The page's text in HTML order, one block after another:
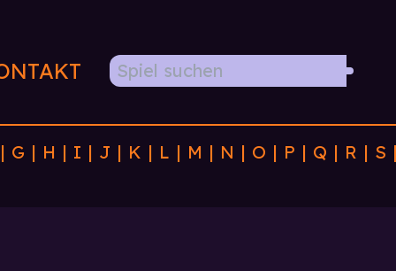
| G | H | I | J | K | L | M | N | O | P | Q | R | S |